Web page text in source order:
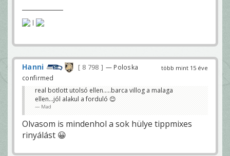
|
több mint 15 éve
Hanni 8 798
— Poloska
confirmed
real botlott utolsó ellen.....barca villog a malaga
ellen...jól alakul a forduló 😊
Mad
Olvasom is mindenhol a sok hülye tippmixes
rinyálást 😀